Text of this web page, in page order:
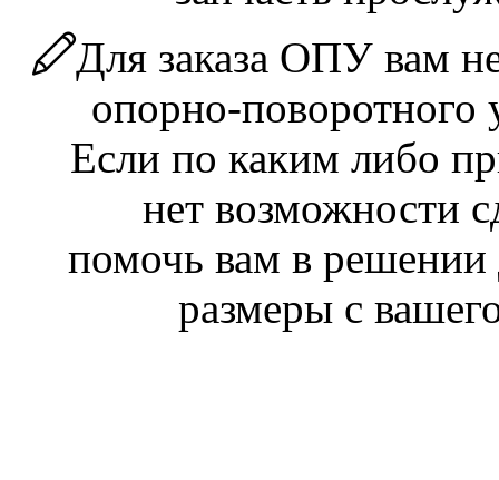
Для заказа ОПУ вам
опорно-
Если по каким либо
нет возможности
помочь вам в
размеры с